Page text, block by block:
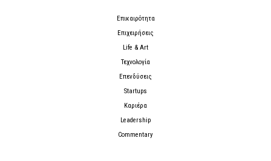
Επικαιρότητα
Επιχειρήσεις
Life & Art
Τεχνολογία
Επενδύσεις
Startups
Καριέρα
Leadership
Commentary